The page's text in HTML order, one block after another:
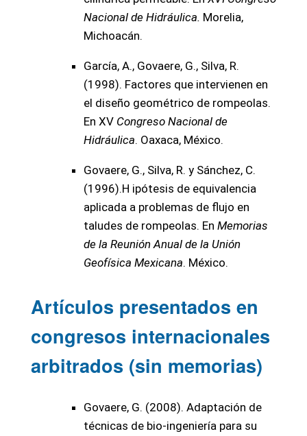
Nacional de Hidráulica. Morelia,
Michoacán.
García, A., Govaere, G., Silva, R.
(1998). Factores que intervienen en
el diseño geométrico de rompeolas.
En XV Congreso Nacional de
Hidráulica. Oaxaca, México.
Govaere, G., Silva, R. y Sánchez, C.
(1996).H ipótesis de equivalencia
aplicada a problemas de flujo en
taludes de rompeolas. En Memorias
de la Reunión Anual de la Unión
Geofísica Mexicana. México.
Artículos presentados en
congresos internacionales
arbitrados (sin memorias)
Govaere, G. (2008). Adaptación de
técnicas de bio-ingeniería para su